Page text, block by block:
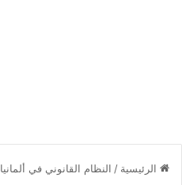
الرئيسية / النظام القانوني في ألمانيا